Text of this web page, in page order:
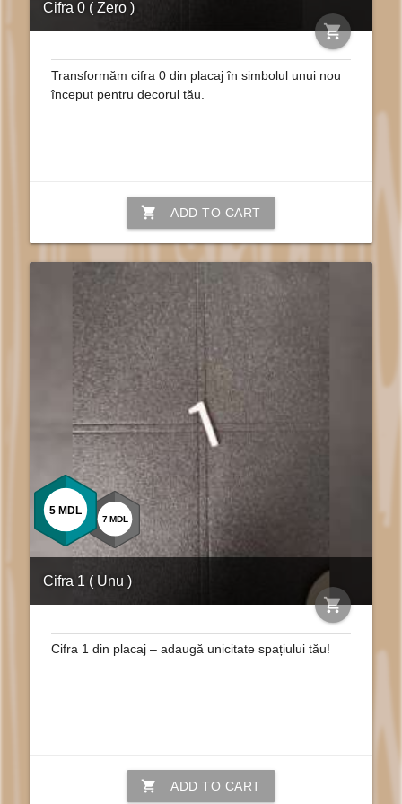
Cifra 0 ( Zero )
shopping_cart
Transformăm cifra 0 din placaj în simbolul unui nou
început pentru decorul tău.
shopping_cart ADD TO CART
Cifra 1 ( Unu )
shopping_cart
5 MDL
7 MDL
Cifra 1 din placaj – adaugă unicitate spațiului tău!
shopping_cart ADD TO CART